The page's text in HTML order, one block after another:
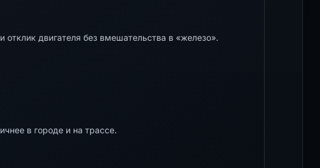
отклик двигателя без вмешательства в «железо».
в городе и на трассе.